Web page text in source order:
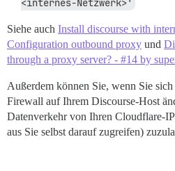
<internes-Netzwerk>'
Siehe auch Install discourse with
Configuration outbound proxy und
through a proxy server? - #14 by
Außerdem können Sie, wenn Sie
Firewall auf Ihrem Discourse-Host
Datenverkehr von Ihren Cloudflare-
aus Sie selbst darauf zugreifen)